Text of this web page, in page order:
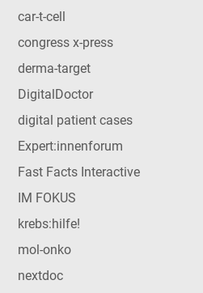
car-t-cell
congress x-press
derma-target
DigitalDoctor
digital patient cases
Expert:innenforum
Fast Facts Interactive
IM FOKUS
krebs:hilfe!
mol-onko
nextdoc